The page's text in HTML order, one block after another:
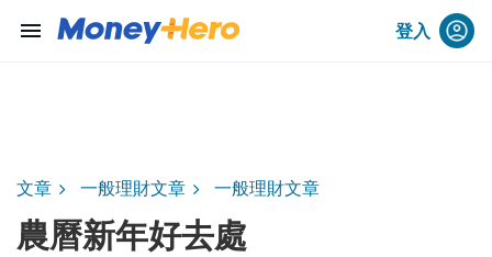
menu 登入
文章 一般理財文章 一般理財文章
農曆新年好去處